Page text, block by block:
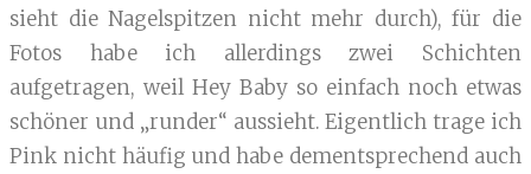
sieht die Nagelspitzen nicht mehr durch), für die
Fotos habe ich allerdings zwei Schichten
aufgetragen, weil Hey Baby so einfach noch etwas
schöner und „runder“ aussieht. Eigentlich trage ich
Pink nicht häufig und habe dementsprechend auch